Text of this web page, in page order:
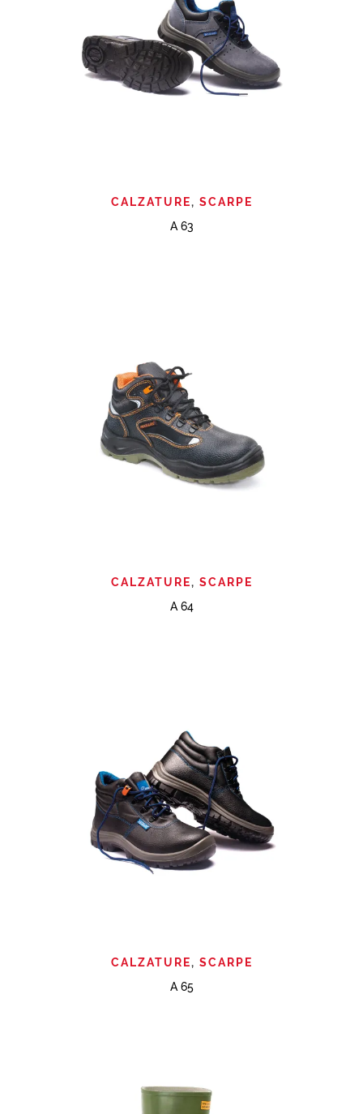
CALZATURE, SCARPE
A 63
CALZATURE, SCARPE
A 64
CALZATURE, SCARPE
A 65